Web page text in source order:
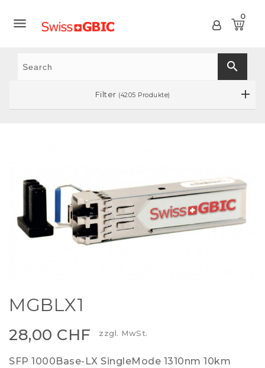
 0
search
Filter (4205 Produkte)
MGBLX1
28,00 CHF zzgl. MwSt.
SFP 1000Base-LX SingleMode 1310nm 10km